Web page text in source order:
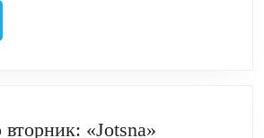
«Jotsna»